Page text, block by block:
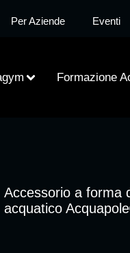
Per Aziende Eventi
Formazione
Accessorio a forma
acquatico